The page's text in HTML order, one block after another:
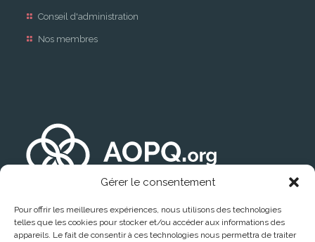
Gérer le consentement
Pour offrir les meilleures expériences, nous utilisons des technologies
telles que les cookies pour stocker et/ou accéder aux informations des
appareils. Le fait de consentir à ces technologies nous permettra de traiter
Conseil d'administration
Nos membres